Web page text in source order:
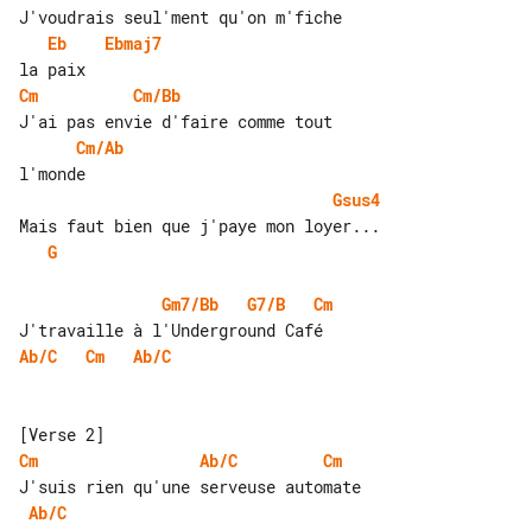
Eb
Ebmaj7
Cm
Cm/Bb
Cm/Ab
Gsus4
G
Gm7/Bb G7/B
Cm
Ab/C
Cm Ab/C
Cm
Ab/C
Cm
Ab/C